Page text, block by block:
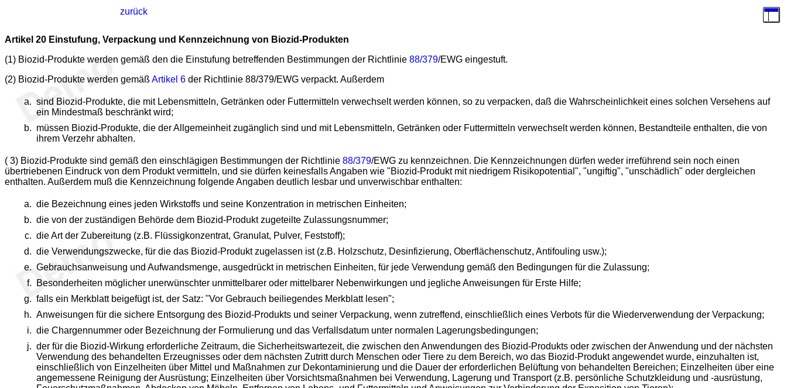
zurück
Artikel 20 Einstufung, Verpackung und Kennzeichnung von Biozid-Produkten
(1) Biozid-Produkte werden gemäß den die Einstufung betreffenden Bestimmungen der Richtlinie 88/379/EWG eingestuft.
(2) Biozid-Produkte werden gemäß Artikel 6 der Richtlinie 88/379/EWG verpackt. Außerdem
sind Biozid-Produkte, die mit Lebensmitteln, Getränken oder Futtermitteln verwechselt werden können, so zu verpacken, daß die Wahrscheinlichkeit eines solchen Versehens auf
ein Mindestmaß beschränkt wird;
müssen Biozid-Produkte, die der Allgemeinheit zugänglich sind und mit Lebensmitteln, Getränken oder Futtermitteln verwechselt werden können, Bestandteile enthalten, die von
ihrem Verzehr abhalten.
( 3) Biozid-Produkte sind gemäß den einschlägigen Bestimmungen der Richtlinie 88/379/EWG zu kennzeichnen. Die Kennzeichnungen dürfen weder irreführend sein noch einen
übertriebenen Eindruck von dem Produkt vermitteln, und sie dürfen keinesfalls Angaben wie "Biozid-Produkt mit niedrigem Risikopotential", "ungiftig", "unschädlich" oder dergleichen
enthalten. Außerdem muß die Kennzeichnung folgende Angaben deutlich lesbar und unverwischbar enthalten:
die Bezeichnung eines jeden Wirkstoffs und seine Konzentration in metrischen Einheiten;
die von der zuständigen Behörde dem Biozid-Produkt zugeteilte Zulassungsnummer;
die Art der Zubereitung (z.B. Flüssigkonzentrat, Granulat, Pulver, Feststoff);
die Verwendungszwecke, für die das Biozid-Produkt zugelassen ist (z.B. Holzschutz, Desinfizierung, Oberflächenschutz, Antifouling usw.);
Gebrauchsanweisung und Aufwandsmenge, ausgedrückt in metrischen Einheiten, für jede Verwendung gemäß den Bedingungen für die Zulassung;
Besonderheiten möglicher unerwünschter unmittelbarer oder mittelbarer Nebenwirkungen und jegliche Anweisungen für Erste Hilfe;
falls ein Merkblatt beigefügt ist, der Satz: "Vor Gebrauch beiliegendes Merkblatt lesen";
Anweisungen für die sichere Entsorgung des Biozid-Produkts und seiner Verpackung, wenn zutreffend, einschließlich eines Verbots für die Wiederverwendung der Verpackung;
die Chargennummer oder Bezeichnung der Formulierung und das Verfallsdatum unter normalen Lagerungsbedingungen;
der für die Biozid-Wirkung erforderliche Zeitraum, die Sicherheitswartezeit, die zwischen den Anwendungen des Biozid-Produkts oder zwischen der Anwendung und der nächsten
Verwendung des behandelten Erzeugnisses oder dem nächsten Zutritt durch Menschen oder Tiere zu dem Bereich, wo das Biozid-Produkt angewendet wurde, einzuhalten ist,
einschließlich von Einzelheiten über Mittel und Maßnahmen zur Dekontaminierung und die Dauer der erforderlichen Belüftung von behandelten Bereichen; Einzelheiten über eine
angemessene Reinigung der Ausrüstung; Einzelheiten über Vorsichtsmaßnahmen bei Verwendung, Lagerung und Transport (z.B. persönliche Schutzkleidung und -ausrüstung,